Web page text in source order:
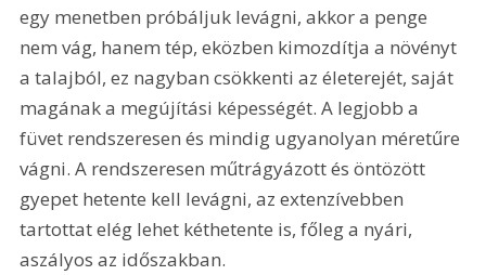
egy menetben próbáljuk levágni, akkor a penge
nem vág, hanem tép, eközben kimozdítja a növényt
a talajból, ez nagyban csökkenti az életerejét, saját
magának a megújítási képességét. A legjobb a
füvet rendszeresen és mindig ugyanolyan méretűre
vágni. A rendszeresen műtrágyázott és öntözött
gyepet hetente kell levágni, az extenzívebben
tartottat elég lehet kéthetente is, főleg a nyári,
aszályos az időszakban.